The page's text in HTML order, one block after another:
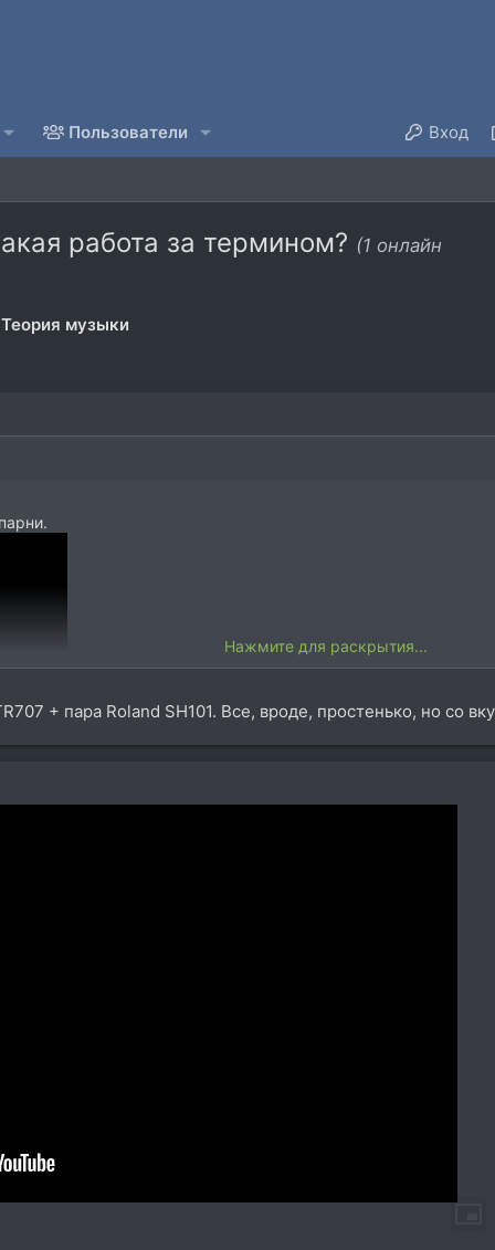
Пользователи Вход
работа за термином? (1 онлайн
Теория музыки
Нажмите для раскрытия...
+ пара Roland SH101. Все, вроде, простенько, но со